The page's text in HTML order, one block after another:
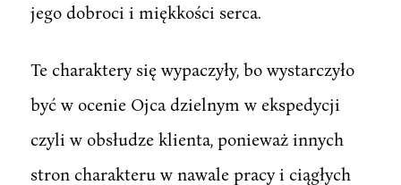
jego dobroci i miękkości serca.
Te charaktery się wypaczyły, bo wystarczyło
być w ocenie Ojca dzielnym w ekspedycji
czyli w obsłudze klienta, ponieważ innych
stron charakteru w nawale pracy i ciągłych